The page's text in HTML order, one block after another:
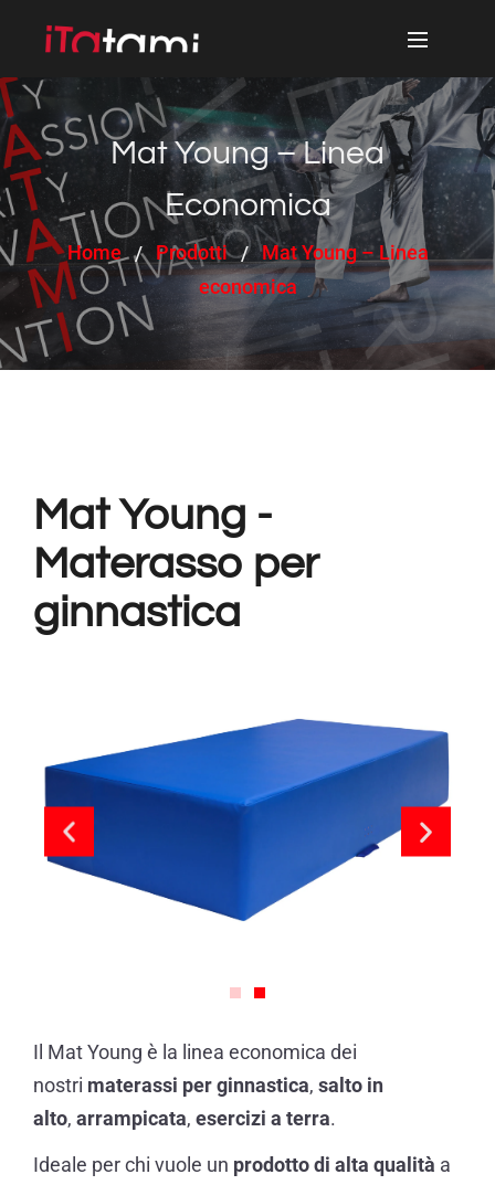
Mat Young – Linea
Economica
Home Prodotti
Mat Young – Linea
economica
Mat Young -
Materasso per
ginnastica
Il Mat Young è la linea economica dei
nostri materassi per ginnastica, salto in
alto, arrampicata, esercizi a terra.
Ideale per chi vuole un prodotto di alta qualità a